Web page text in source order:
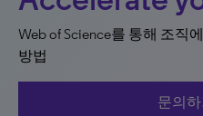
Web of Science를 통해 조직
방법
문의하